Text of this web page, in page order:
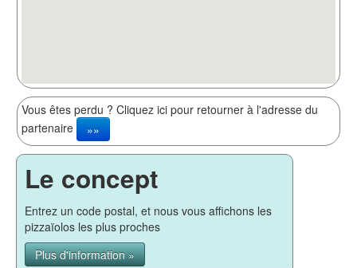
Vous êtes perdu ? Cliquez ici pour retourner à l'adresse du
partenaire
»»
Le concept
Entrez un code postal, et nous vous affichons les
pizzaïolos les plus proches
Plus d'information »